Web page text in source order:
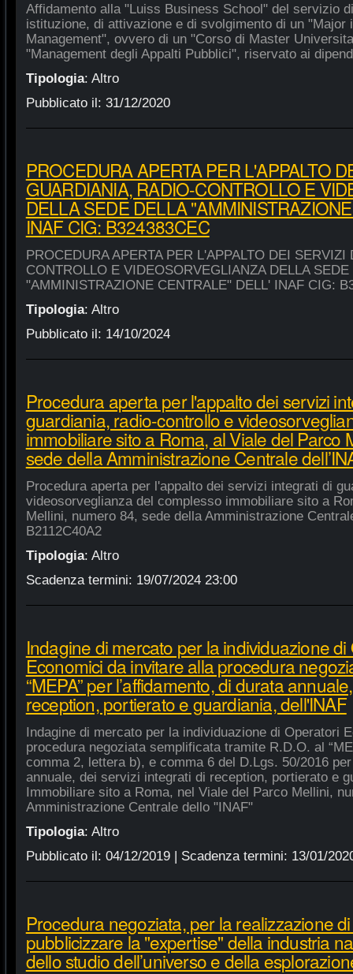
Affidamento alla "Luiss Business School" del servizio
istituzione, di attivazione e di svolgimento di un "Major
Management", ovvero di un "Corso di Master
"Management degli Appalti Pubblici", riservato ai
Tipologia: Altro
Pubblicato il: 31/12/2020
PROCEDURA APERTA PER L'APPALTO
GUARDIANIA, RADIO-CONTROLLO E
DELLA SEDE DELLA
INAF CIG: B324383CEC
PROCEDURA APERTA PER L'APPALTO DEI
CONTROLLO E VIDEOSORVEGLIANZA DELLA SEDE
"AMMINISTRAZIONE CENTRALE" DELL' INAF CIG:
Tipologia: Altro
Pubblicato il: 14/10/2024
Procedura aperta per l'appalto dei servizi
guardiania, radio-controllo e
immobiliare sito a Roma, al Viale del Parco
sede della Amministrazione Centrale
Procedura aperta per l'appalto dei servizi integrati di
videosorveglianza del complesso immobiliare sito a
Mellini, numero 84, sede della Amministrazione
B2112C40A2
Tipologia: Altro
Scadenza termini: 19/07/2024 23:00
Indagine di mercato per la individuazione
Economici da invitare alla procedura
“MEPA” per l’affidamento, di durata
reception, portierato e guardiania, dell'INAF
Indagine di mercato per la individuazione di Operatori
procedura negoziata semplificata tramite R.D.O. al
comma 2, lettera b), e comma 6 del D.Lgs. 50/2016
annuale, dei servizi integrati di reception, portierato e
Immobiliare sito a Roma, nel Viale del Parco Mellini,
Amministrazione Centrale dello "INAF"
Tipologia: Altro
Pubblicato il: 04/12/2019| Scadenza termini: 13/01/
Procedura negoziata, per la realizzazione
pubblicizzare la "expertise" della industria
dello studio dell’universo e della